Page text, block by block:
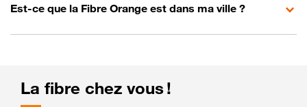
Est-ce que la Fibre Orange est dans ma ville ?
La fibre chez vous !